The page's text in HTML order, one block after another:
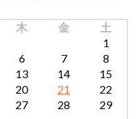
木 金
土
1
6 7
8
13 14
15
20 21
22
27 28
29